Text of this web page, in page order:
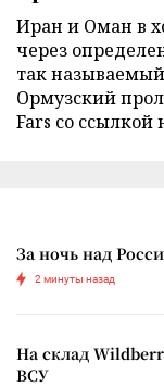
Иран и Оман в
через
так
Ормузский
Fars со
За ночь над
2 минуты назад
На склад
ВСУ